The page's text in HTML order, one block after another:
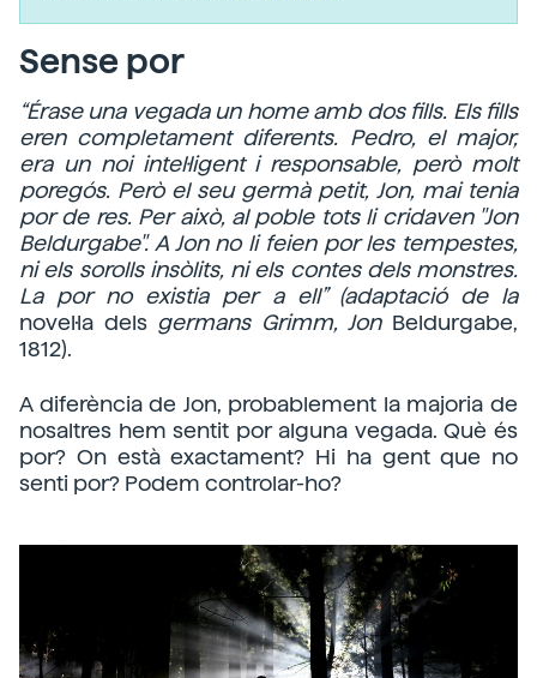
Sense por
“Érase una vegada un home amb dos fills. Els fills
eren completament diferents. Pedro, el major,
era un noi intel·ligent i responsable, però molt
poregós. Però el seu germà petit, Jon, mai tenia
por de res. Per això, al poble tots li cridaven "Jon
Beldurgabe". A Jon no li feien por les tempestes,
ni els sorolls insòlits, ni els contes dels monstres.
La por no existia per a ell” (adaptació de la
novel·la dels germans Grimm, JonBeldurgabe,
1812).
A diferència de Jon, probablement la majoria de
nosaltres hem sentit por alguna vegada. Què és
por? On està exactament? Hi ha gent que no
senti por? Podem controlar-ho?